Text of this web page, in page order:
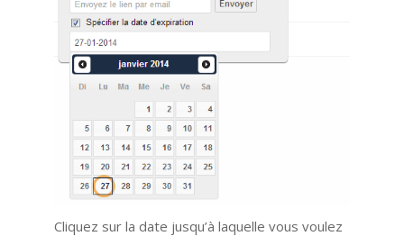
Cliquez sur la date jusqu’à laquelle vous voulez